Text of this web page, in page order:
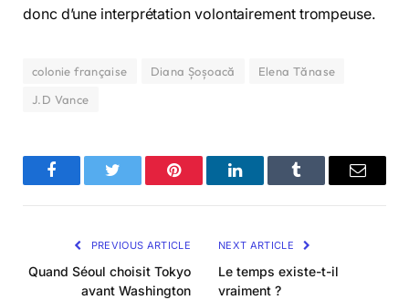
donc d’une interprétation volontairement trompeuse.
colonie française Diana Șoșoacă
Elena Tănase
J.D Vance
FacebookTwitter Pinterest LinkedInTumblr Email
PREVIOUS ARTICLE
Quand Séoul choisit Tokyo
avant Washington
NEXT ARTICLE
Le temps existe-t-il
vraiment ?